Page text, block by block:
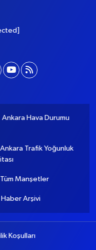
Ankara Hava Durumu
Ankara Trafik Yoğunluk
Tüm Manşetler
Haber Arşivi
Koşulları